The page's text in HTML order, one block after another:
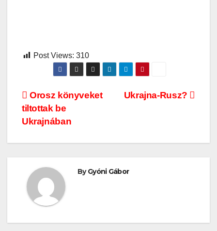
Post Views: 310
Bejegyzés
navigáció
Ukrajna-Rusz?
Orosz könyveket
tiltottak be
Ukrajnában
ByGyóni Gábor